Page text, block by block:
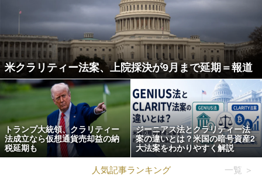
米クラリティー法案、上院採決が9月まで延期＝報道
トランプ大統領、クラリティー
法成立なら仮想通貨売却益の納
税延期も
ジーニアス法とクラリティー法
案の違いとは？米国の暗号資産2
大法案をわかりやすく解説
人気記事ランキング 一覧 ＞